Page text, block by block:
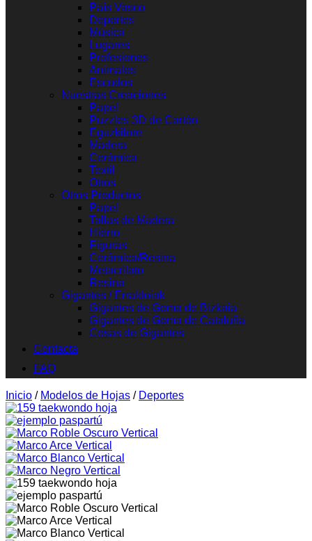
País Vasco
Deportes
Música
Lugares
Profesiones
Animales
Escudos
Nuestras Creaciones
Papel
Puzzles 3D de Cartón
Eguzkilore
Madera
Cerámica
Textil
Otros
Otros Productos
Papel
Tallas de Madera
Hierro
Figuras
Cerámica/Resina
Metacrilato
Resina
Gigantes / Erraldoiak
Gigantes de Goma de Bizkaia
Gigantes de Goma de Cataluña
Cosas de Gigantes
Contacta
FAQ
Inicio / Modelos de Hojas / Deportes